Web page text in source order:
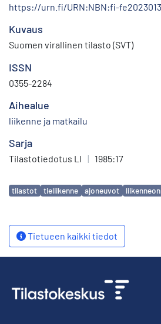
https://urn.fi/URN:NBN:fi-
Kuvaus
Suomen virallinen tilasto (SVT)
ISSN
0355-2284
Aihealue
liikenne ja matkailu
Sarja
Tilastotiedotus LI | 1985:17
Avainsanat
tilastot tieliikenne ajoneuvot
Tietueen kaikki tiedot